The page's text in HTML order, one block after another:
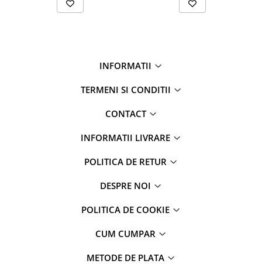
INFORMATII
TERMENI SI CONDITII
CONTACT
INFORMATII LIVRARE
POLITICA DE RETUR
DESPRE NOI
POLITICA DE COOKIE
CUM CUMPAR
METODE DE PLATA